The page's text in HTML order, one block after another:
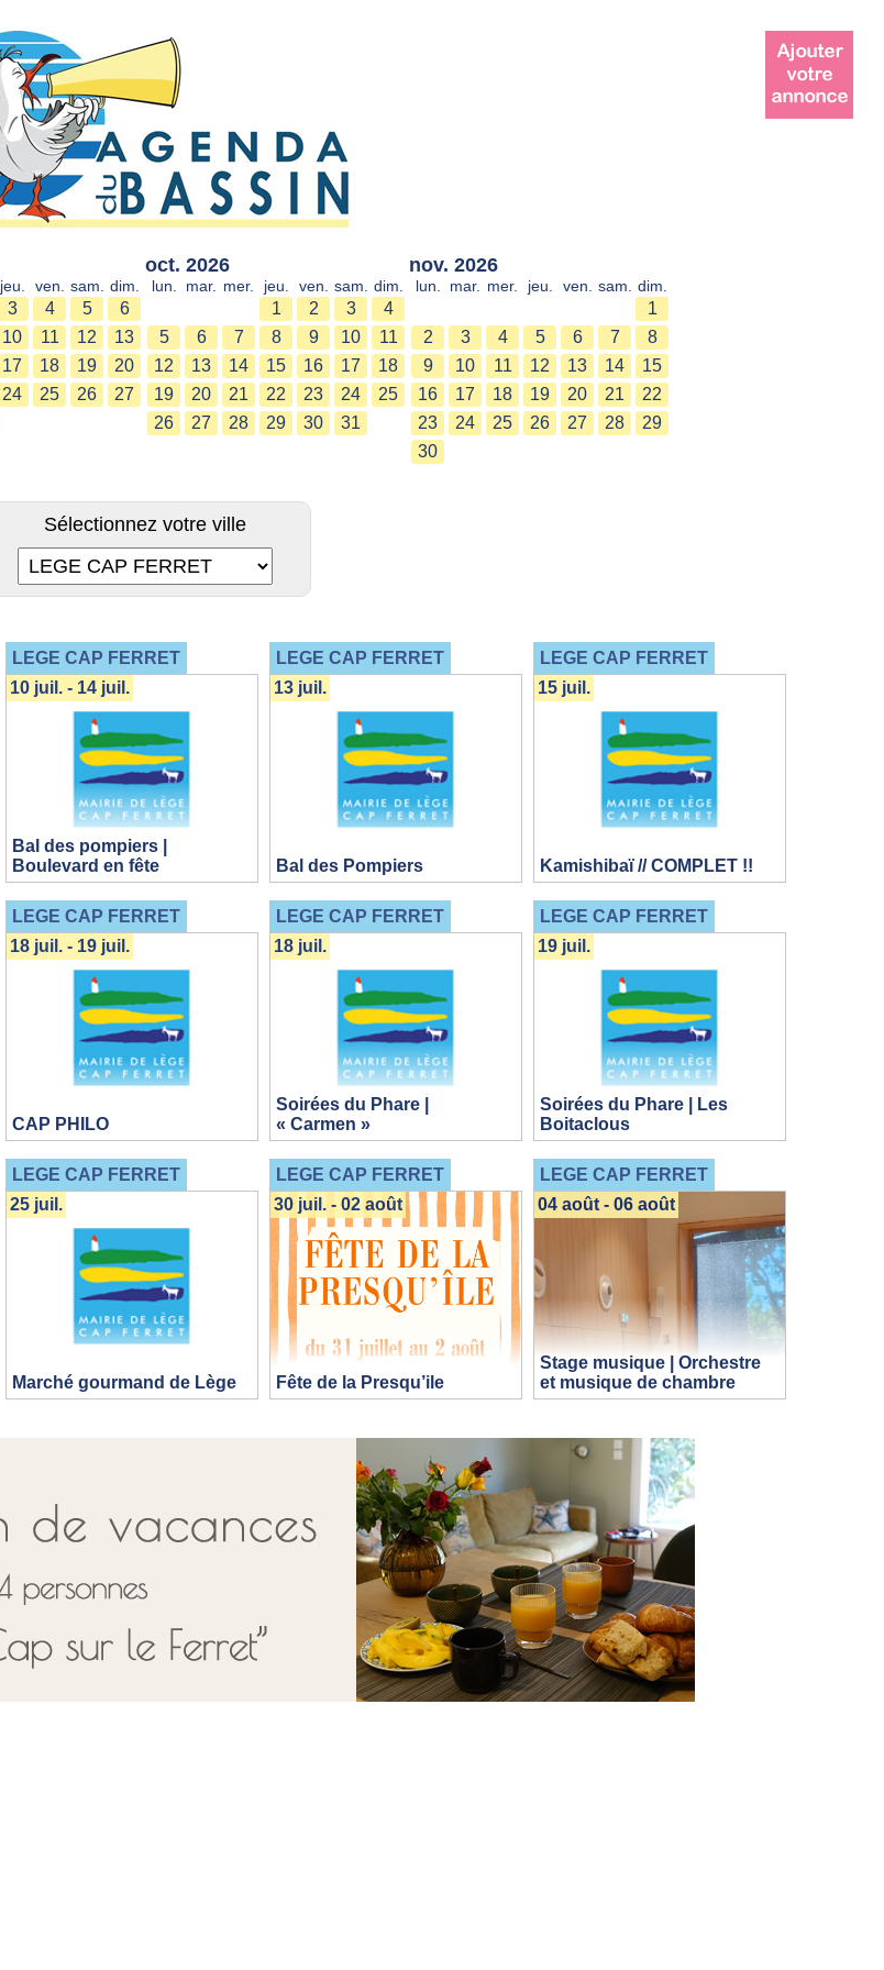
jeu. ven. sam. dim.
3 4 5
6
10 11 12
13
17 18 19
20
24 25 26
27
oct. 2026
lun. mar. mer. jeu. ven. sam. dim.
1 2 3
4
5
6 7 8 9 10
11
12
13 14 15 16 17
18
19
20 21 22 23 24
25
26
27 28 29 30 31
nov. 2026
lun. mar. mer. jeu. ven. sam. dim.
1
2
3 4 5 6 7
8
9
10 11 12 13 14
15
16
17 18 19 20 21
22
23
24 25 26 27 28
29
30
Sélectionnez votre ville
LEGE CAP FERRET
Bal des pompiers |
Boulevard en fête
10 juil. - 14 juil.
LEGE CAP FERRET
Bal des Pompiers
13 juil.
LEGE CAP FERRET
Kamishibaï // COMPLET !!
15 juil.
LEGE CAP FERRET
CAP PHILO
18 juil. - 19 juil.
LEGE CAP FERRET
Soirées du Phare |
« Carmen »
18 juil.
LEGE CAP FERRET
Soirées du Phare | Les
Boitaclous
19 juil.
LEGE CAP FERRET
Marché gourmand de Lège
25 juil.
LEGE CAP FERRET
Fête de la Presqu’ile
30 juil. - 02 août
LEGE CAP FERRET
Stage musique | Orchestre
et musique de chambre
04 août - 06 août